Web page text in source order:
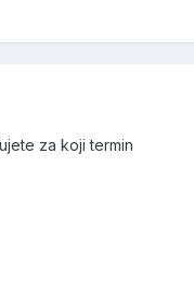
za koji termin